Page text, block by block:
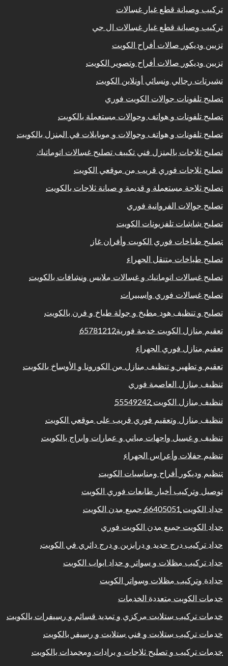
تركيب وصيانة قطع غيار غسالات
تركيب وصيانة قطع غيار غسالات ال جي
تزيين وديكور صالات أفراح الكويت
تزيين وديكور صالات أفراح وتصوير الكويت
تشيرتات رجالي ونسائي أونلاين الكويت
تصليح تلفونات جوالات الكويت فوري
تصليح تلفونات و هواتف وجوالات مستعملة بالكويت
تصليح تلفونات و هواتف وجوالات و موبايلات في المنزل بالكويت
تصليح ثلاجات بالمنزل فني تكييف تصليح غسالات اتوماتيك
تصليح ثلاجات فوري قريب من موقعي الكويت
تصليح ثلاجة مستعملة و قديمة و صيانة ثلاجات بالكويت
تصليح جوالات الفروانية فوري
تصليح شاشات تلفزيونات الكويت
تصليح طباخات فوري الكويت وأفران غاز
تصليح طباخات متنقل الجهراء
تصليح غسالات اتوماتيك و غسالات ملابس ونشافات بالكويت
تصليح غسالات فوري واسبيرات
تصليح و تنظيف هود مطبخ و جولة طباخ و فرن بالكويت
تعقيم منازل الكويت خدمة فورية65781212
تعقيم منازل فوري الجهراء
تعقيم و تطهير و تنظيف منازل من الكورونا و الأوساخ بالكويت
تنظيف منازل العاصمة فوري
تنظيف منازل الكويت 55549242
تنظيف منازل وتعقيم فوري قريب على موقعي الكويت
تنظيف و غسيل واجهات مباني و عمارات وابراج بالكويت
تنظيم حفلات وأعراس الجهراء
تنظيم وديكور أفراح ومناسبات الكويت
توصيل وتركيب أخبار طابعات فوري الكويت
حداد الكويت 66405051 جميع مدن الكويت
حداد الكويت جميع مدن الكويت فوري
حداد تركيب درج حديد و درابزين و درج دائري في الكويت
حداد تركيب مظلات و سواتر و حداد ابواب الكويت
حدادة وتركيب مظلات وسواتر الكويت
خدمات الكويت متعددة الخدمات
خدمات تركيب ستلايت مركزي و تمديد قسائم و رسيفرات بالكويت
خدمات تركيب ستلايت و فني ستلايت و رسيفر بالكويت
خدمات تركيب و تصليح ثلاجات و برادات ومجمدات بالكويت